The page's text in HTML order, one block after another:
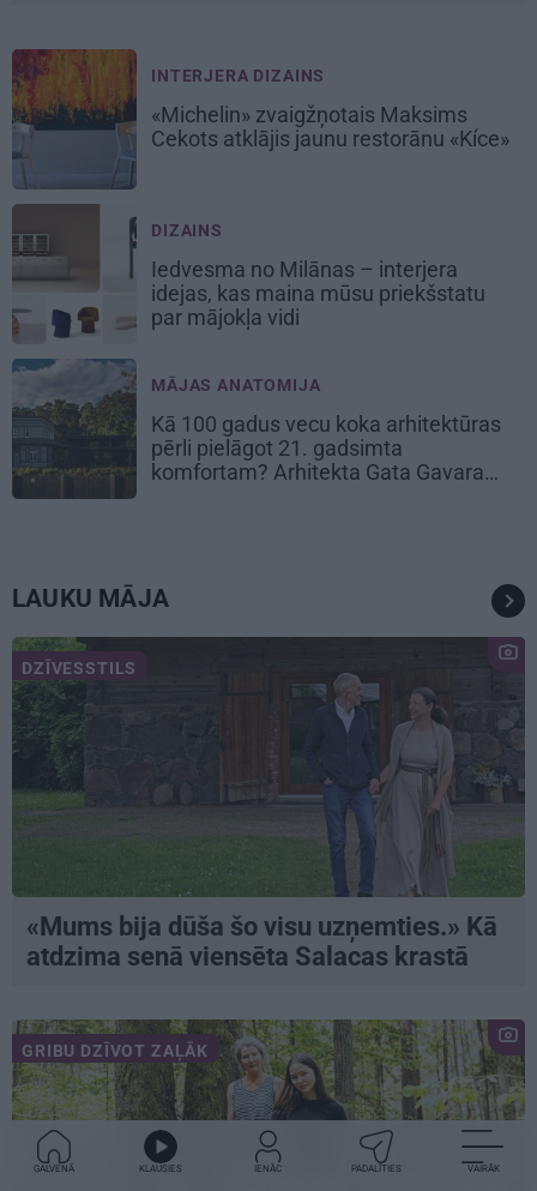
INTERJERA DIZAINS
«Michelin» zvaigžņotais Maksims
Cekots atklājis jaunu restorānu «Kíce»
DIZAINS
Iedvesma no Milānas – interjera
idejas, kas maina mūsu priekšstatu
par mājokļa vidi
MĀJAS ANATOMIJA
Kā 100 gadus vecu koka arhitektūras
pērli pielāgot 21. gadsimta
komfortam? Arhitekta Gata Gavara
LAUKU MĀJA
DZĪVESSTILS
«Mums bija dūša šo visu uzņemties.» Kā
atdzima senā viensēta Salacas krastā
GRIBU DZĪVOT ZAĻĀK
GALVENĀ KLAUSIES IENĀC PADALĪTIES VAIRĀK